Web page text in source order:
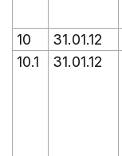
10 31.01.12
10.1
31.01.12